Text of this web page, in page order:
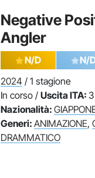
Negative
Angler
N/D N/
2024 / 1 stagione
In corso / Uscita ITA:
Nazionalità:
Generi: ANIMAZIONE,
DRAMMATICO